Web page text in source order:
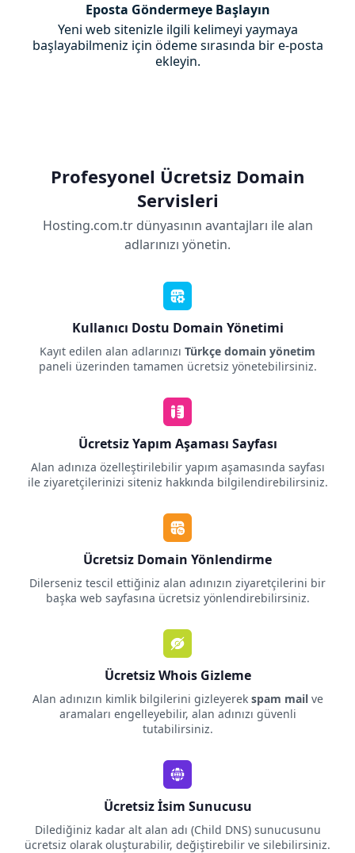
Eposta Göndermeye Başlayın
Yeni web sitenizle ilgili kelimeyi yaymaya
başlayabilmeniz için ödeme sırasında bir e-posta
ekleyin.
Profesyonel Ücretsiz Domain
Servisleri
Hosting.com.tr dünyasının avantajları ile alan
adlarınızı yönetin.
Kullanıcı Dostu Domain Yönetimi
Kayıt edilen alan adlarınızı Türkçe domain yönetim
paneli üzerinden tamamen ücretsiz yönetebilirsiniz.
Ücretsiz Yapım Aşaması Sayfası
Alan adınıza özelleştirilebilir yapım aşamasında sayfası
ile ziyaretçilerinizi siteniz hakkında bilgilendirebilirsiniz.
Ücretsiz Domain Yönlendirme
Dilerseniz tescil ettiğiniz alan adınızın ziyaretçilerini bir
başka web sayfasına ücretsiz yönlendirebilirsiniz.
Ücretsiz Whois Gizleme
Alan adınızın kimlik bilgilerini gizleyerek spam mailve
aramaları engelleyebilir, alan adınızı güvenli
tutabilirsiniz.
Ücretsiz İsim Sunucusu
Dilediğiniz kadar alt alan adı (Child DNS) sunucusunu
ücretsiz olarak oluşturabilir, değiştirebilir ve silebilirsiniz.